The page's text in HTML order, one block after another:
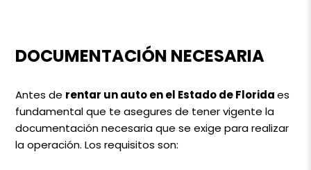
DOCUMENTACIÓN NECESARIA
Antes de rentar un auto en el Estado de Floridaes
fundamental que te asegures de tener vigente la
documentación necesaria que se exige para realizar
la operación. Los requisitos son: